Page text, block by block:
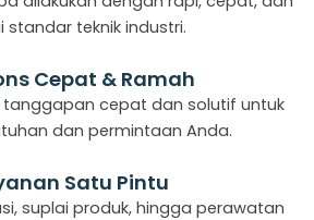
standar teknik industri.
Cepat & Ramah
tanggapan cepat dan solutif untuk
dan permintaan Anda.
Satu Pintu
suplai produk, hingga perawatan